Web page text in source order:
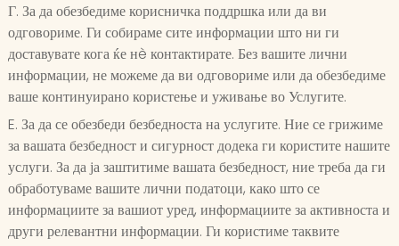
Г. За да обезбедиме корисничка поддршка или да ви
одговориме. Ги собираме сите информации што ни ги
доставувате кога ќе нè контактирате. Без вашите лични
информации, не можеме да ви одговориме или да обезбедиме
ваше континуирано користење и уживање во Услугите.
E. За да се обезбеди безбедноста на услугите. Ние се грижиме
за вашата безбедност и сигурност додека ги користите нашите
услуги. За да ја заштитиме вашата безбедност, ние треба да ги
обработуваме вашите лични податоци, како што се
информациите за вашиот уред, информациите за активноста и
други релевантни информации. Ги користиме таквите